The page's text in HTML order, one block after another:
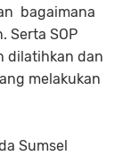
bagaimana
Serta SOP
dilatihkan dan
melakukan
Sumsel